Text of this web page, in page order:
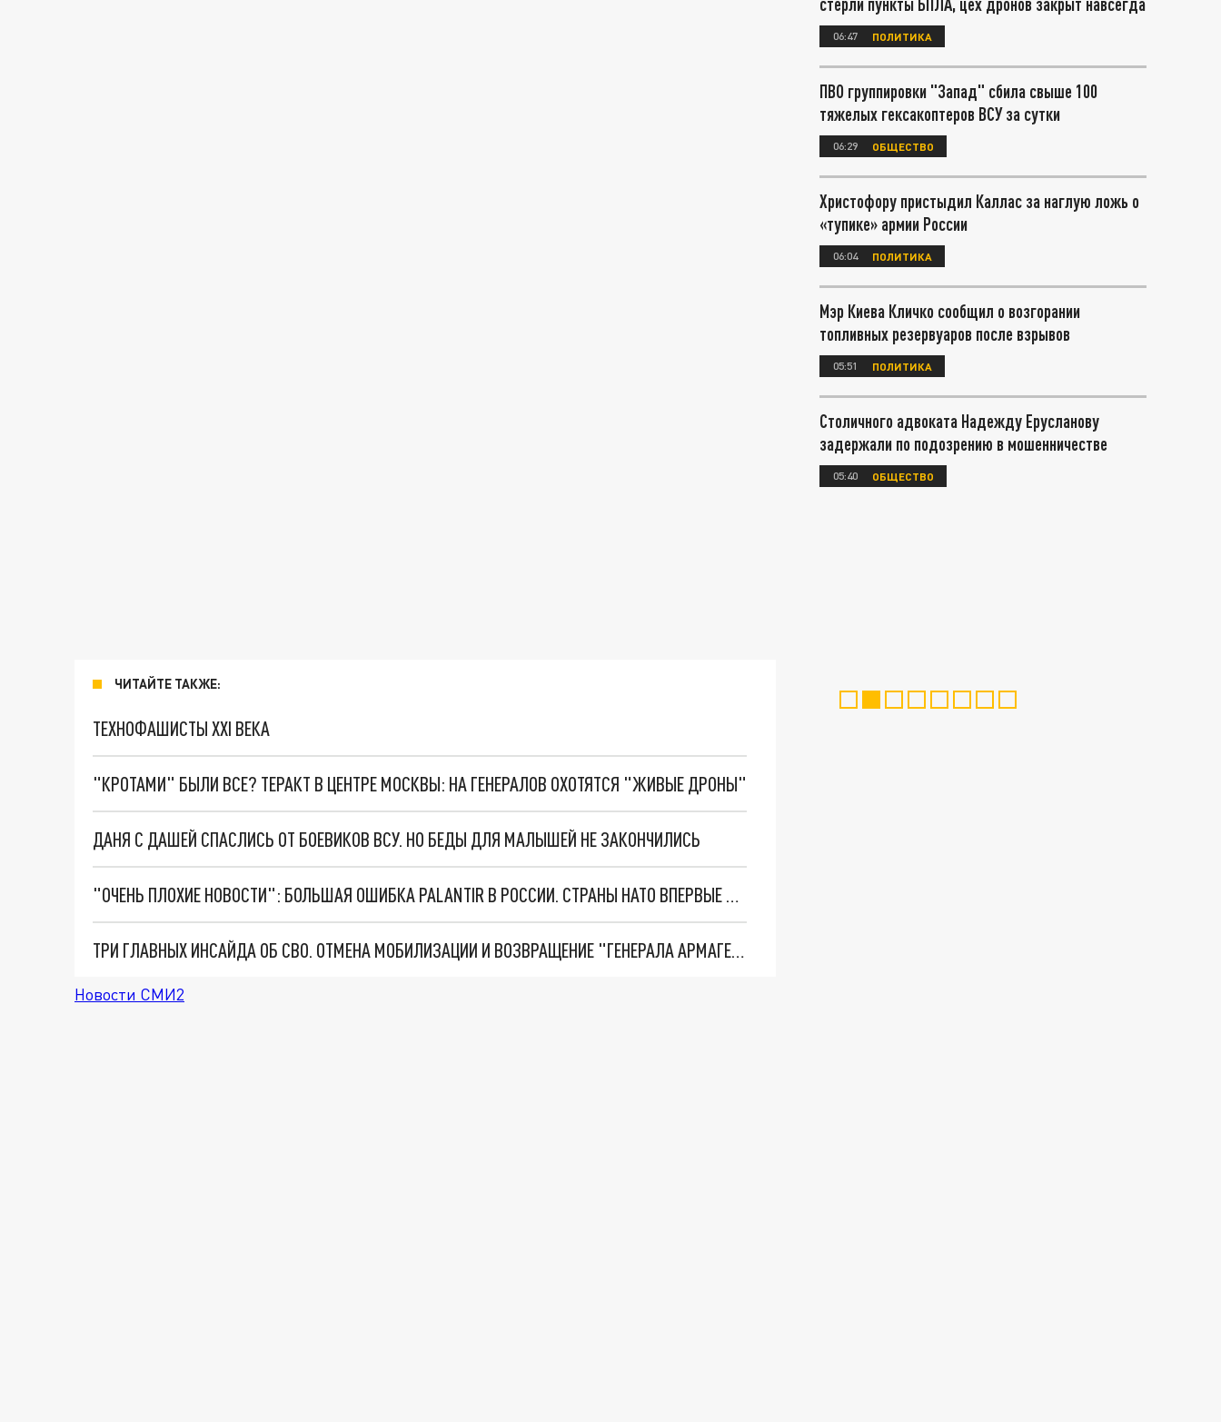
ЧИТАЙТЕ ТАКЖЕ:
ТЕХНОФАШИСТЫ XXI ВЕКА
"КРОТАМИ" БЫЛИ ВСЕ? ТЕРАКТ В ЦЕНТРЕ МОСКВЫ: НА ГЕНЕРАЛОВ ОХОТЯТСЯ "ЖИВЫЕ ДРОНЫ"
ДАНЯ С ДАШЕЙ СПАСЛИСЬ ОТ БОЕВИКОВ ВСУ. НО БЕДЫ ДЛЯ МАЛЫШЕЙ НЕ ЗАКОНЧИЛИСЬ
"ОЧЕНЬ ПЛОХИЕ НОВОСТИ": БОЛЬШАЯ ОШИБКА PALANTIR В РОССИИ. СТРАНЫ НАТО ВПЕРВЫЕ ЗА СВО ОСТАНОВИЛИ ПОСТАВКИ ОРУЖИЯ. ВСУ ТЕРЯЮТ ПРИГРАНИЧЬЕ?
ТРИ ГЛАВНЫХ ИНСАЙДА ОБ СВО. ОТМЕНА МОБИЛИЗАЦИИ И ВОЗВРАЩЕНИЕ "ГЕНЕРАЛА АРМАГЕДДОНА"? ОТЛИЧНЫЕ НОВОСТИ, КОТОРЫЕ ЖДАЛИ ВСЕ
Новости СМИ2
06:47 ПОЛИТИКА
ПВО группировки "Запад" сбила свыше 100
тяжелых гексакоптеров ВСУ за сутки
06:29 ОБЩЕСТВО
Христофору пристыдил Каллас за наглую ложь о
«тупике» армии России
06:04 ПОЛИТИКА
Мэр Киева Кличко сообщил о возгорании
топливных резервуаров после взрывов
05:51 ПОЛИТИКА
Столичного адвоката Надежду Ерусланову
задержали по подозрению в мошенничестве
05:40 ОБЩЕСТВО